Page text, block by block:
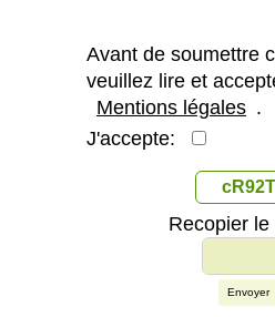
Avant de soumettre
veuillez lire et
Mentions légales .
J'accepte:
cR92T
Recopier le
Envoyer